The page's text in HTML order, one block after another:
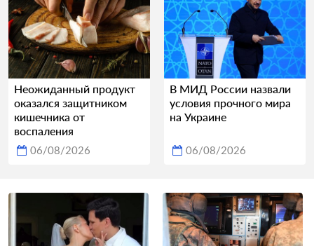
Неожиданный продукт
оказался защитником
кишечника от
воспаления
06/08/2026
В МИД России назвали
условия прочного мира
на Украине
06/08/2026